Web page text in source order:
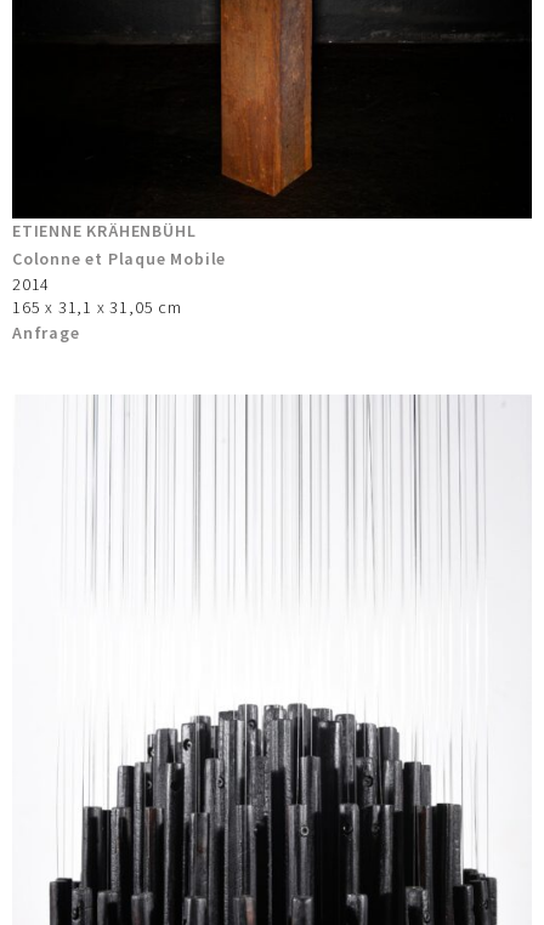
ETIENNE KRÄHENBÜHL
Colonne et Plaque Mobile
2014
165 x 31,1 x 31,05 cm
Anfrage